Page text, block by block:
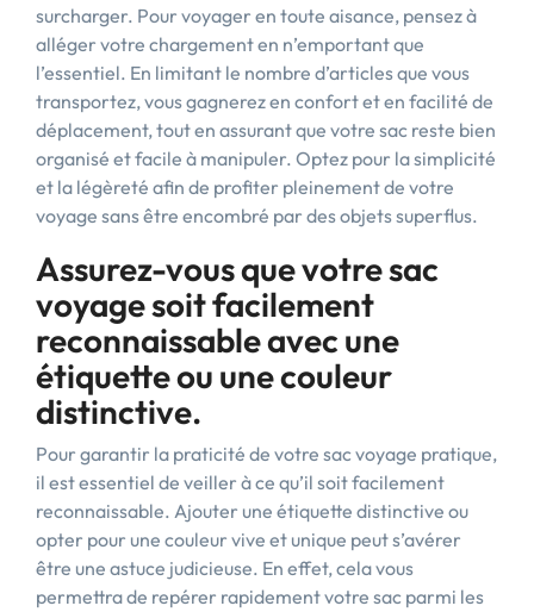
surcharger. Pour voyager en toute aisance, pensez à
alléger votre chargement en n’emportant que
l’essentiel. En limitant le nombre d’articles que vous
transportez, vous gagnerez en confort et en facilité de
déplacement, tout en assurant que votre sac reste bien
organisé et facile à manipuler. Optez pour la simplicité
et la légèreté afin de profiter pleinement de votre
voyage sans être encombré par des objets superflus.
Assurez-vous que votre sac
voyage soit facilement
reconnaissable avec une
étiquette ou une couleur
distinctive.
Pour garantir la praticité de votre sac voyage pratique,
il est essentiel de veiller à ce qu’il soit facilement
reconnaissable. Ajouter une étiquette distinctive ou
opter pour une couleur vive et unique peut s’avérer
être une astuce judicieuse. En effet, cela vous
permettra de repérer rapidement votre sac parmi les